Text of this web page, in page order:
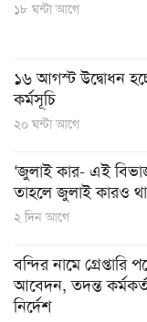
১৮ ঘন্টা আগে
১৬ আগস্ট উদ্বোধন
কর্মসূচি
২০ ঘন্টা আগে
‘জুলাই কার- এই
তাহলে জুলাই কারও
২ দিন আগে
বন্দির নামে গ্রেপ্তারি
আবেদন, তদন্ত
নির্দেশ